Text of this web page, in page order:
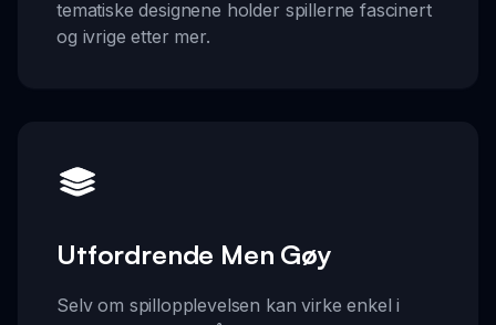
tematiske designene holder spillerne fascinert
og ivrige etter mer.
Utfordrende Men Gøy
Selv om spillopplevelsen kan virke enkel i